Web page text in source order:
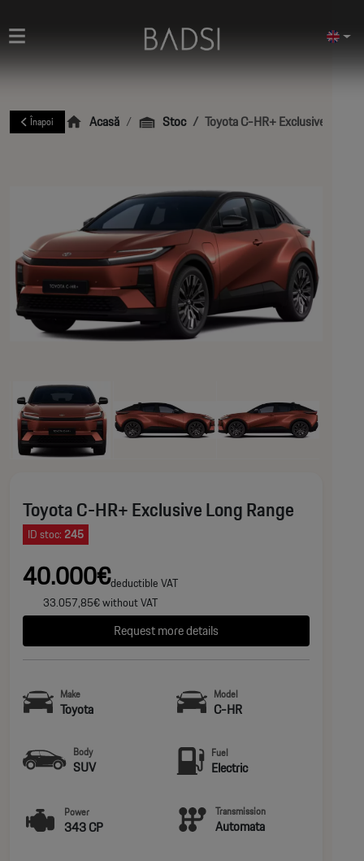
Înapoi Acasă Stoc Toyota C-HR+ Exclusive Long
Toyota C-HR+ Exclusive Long Range
ID stoc: 245
40.000€deductible VAT
33.057,85€ without VAT
Request more details
Make
Toyota
Model
C-HR
Body
SUV
Fuel
Electric
Power
343 CP
Transmission
Automata